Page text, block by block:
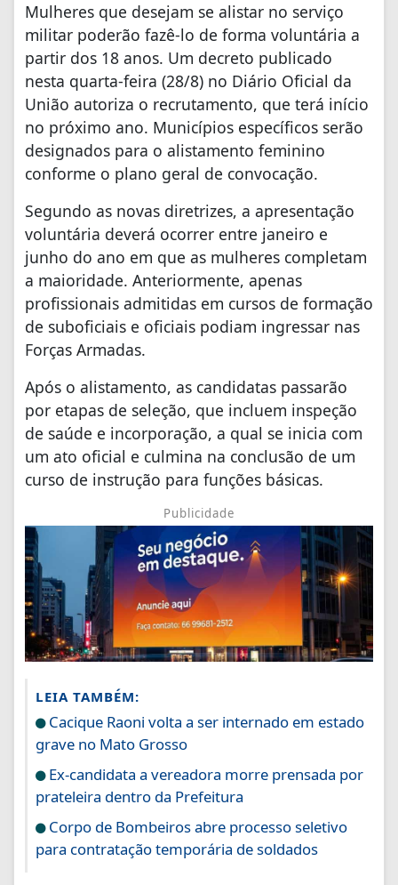
Mulheres que desejam se alistar no serviço
militar poderão fazê-lo de forma voluntária a
partir dos 18 anos. Um decreto publicado
nesta quarta-feira (28/8) no Diário Oficial da
União autoriza o recrutamento, que terá início
no próximo ano. Municípios específicos serão
designados para o alistamento feminino
conforme o plano geral de convocação.
Segundo as novas diretrizes, a apresentação
voluntária deverá ocorrer entre janeiro e
junho do ano em que as mulheres completam
a maioridade. Anteriormente, apenas
profissionais admitidas em cursos de formação
de suboficiais e oficiais podiam ingressar nas
Forças Armadas.
Após o alistamento, as candidatas passarão
por etapas de seleção, que incluem inspeção
de saúde e incorporação, a qual se inicia com
um ato oficial e culmina na conclusão de um
curso de instrução para funções básicas.
Publicidade
LEIA TAMBÉM:
Cacique Raoni volta a ser internado em estado
grave no Mato Grosso
Ex-candidata a vereadora morre prensada por
prateleira dentro da Prefeitura
Corpo de Bombeiros abre processo seletivo
para contratação temporária de soldados